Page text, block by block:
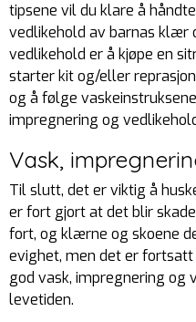
tipsene vil du klare å
vedlikehold av barnas klær
vedlikehold er å kjøpe en
starter kit og/eller
og å følge
impregnering og
Vask,
Til slutt, det er viktig å
er fort gjort at det blir
fort, og klærne og skoene
evighet, men det er
god vask, impregnering og
levetiden.